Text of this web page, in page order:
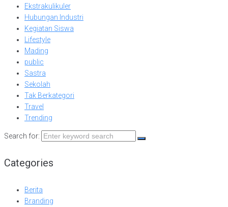
Ekstrakulikuler
Hubungan Industri
Kegiatan Siswa
Lifestyle
Mading
public
Sastra
Sekolah
Tak Berkategori
Travel
Trending
Search for:
Categories
Berita
Branding